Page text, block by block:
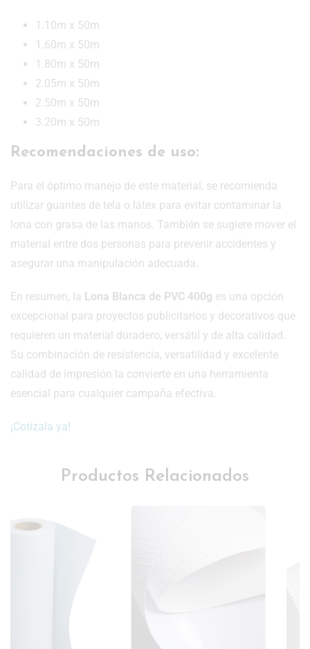
1.10m x 50m
1.60m x 50m
1.80m x 50m
2.05m x 50m
2.50m x 50m
3.20m x 50m
Recomendaciones de uso:
Para el óptimo manejo de este material, se recomienda
utilizar guantes de tela o látex para evitar contaminar la
lona con grasa de las manos. También se sugiere mover el
material entre dos personas para prevenir accidentes y
asegurar una manipulación adecuada.
En resumen, la Lona Blanca de PVC 400g es una opción
excepcional para proyectos publicitarios y decorativos que
requieren un material duradero, versátil y de alta calidad.
Su combinación de resistencia, versatilidad y excelente
calidad de impresión la convierte en una herramienta
esencial para cualquier campaña efectiva.
¡Cotízala ya!
Productos Relacionados